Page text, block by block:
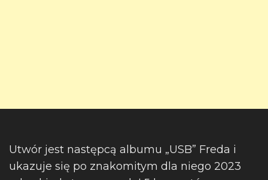
Utwór jest następcą albumu „USB” Freda i
ukazuje się po znakomitym dla niego 2023